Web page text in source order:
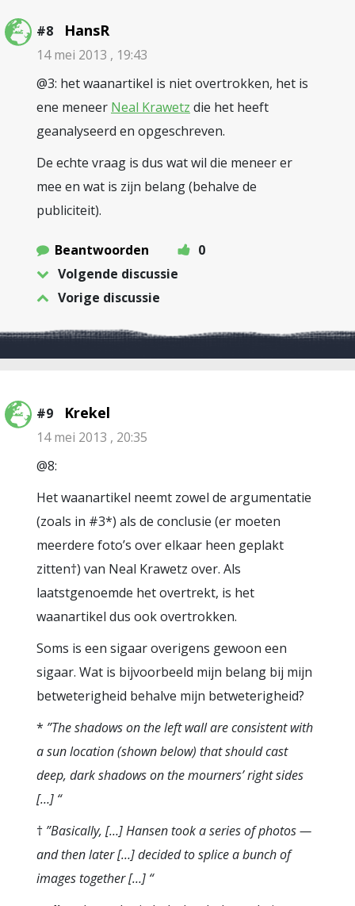
#8 HansR
14 mei 2013 , 19:43
@3: het waanartikel is niet overtrokken, het is
ene meneer Neal Krawetz die het heeft
geanalyseerd en opgeschreven.
De echte vraag is dus wat wil die meneer er
mee en wat is zijn belang (behalve de
publiciteit).
Beantwoorden
0
Volgende discussie
Vorige discussie
#9 Krekel
14 mei 2013 , 20:35
@8:
Het waanartikel neemt zowel de argumentatie
(zoals in #3*) als de conclusie (er moeten
meerdere foto’s over elkaar heen geplakt
zitten†) van Neal Krawetz over. Als
laatstgenoemde het overtrekt, is het
waanartikel dus ook overtrokken.
Soms is een sigaar overigens gewoon een
sigaar. Wat is bijvoorbeeld mijn belang bij mijn
betweterigheid behalve mijn betweterigheid?
* ”The shadows on the left wall are consistent with
a sun location (shown below) that should cast
deep, dark shadows on the mourners’ right sides
[…] “
† ”Basically, […] Hansen took a series of photos —
and then later […] decided to splice a bunch of
images together […] “